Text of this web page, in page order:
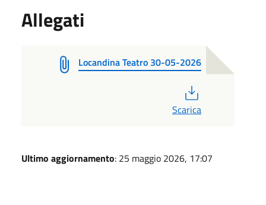
Allegati
Locandina Teatro 30-05-2026
Scarica
Ultimo aggiornamento: 25 maggio 2026, 17:07